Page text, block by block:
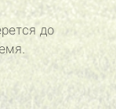
до